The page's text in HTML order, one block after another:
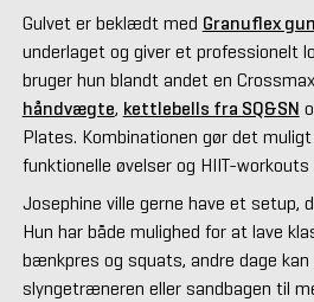
Gulvet er beklædt med Granuflex
underlaget og giver et professionelt
bruger hun blandt andet en
håndvægte, kettlebells fra SQ&SN
Plates. Kombinationen gør det
funktionelle øvelser og HIIT-
Josephine ville gerne have et setup,
Hun har både mulighed for at lave
bænkpres og squats, andre dage kan
slyngetræneren eller sandbagen til